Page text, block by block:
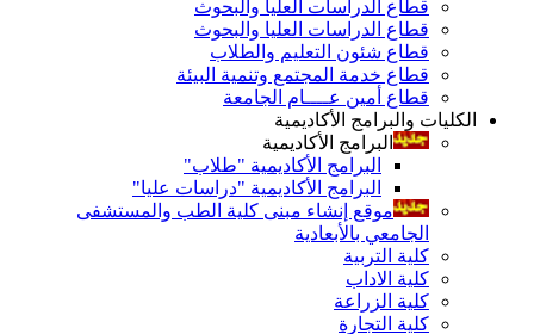
قطاع الدراسات العليا والبحوث
قطاع الدراسات العليا والبحوث
قطاع شئون التعليم والطلاب
قطاع خدمة المجتمع وتنمية البيئة
قطاع أمين عــــام الجامعة
الكليات والبرامج الأكاديمية
البرامج الأكاديمية
البرامج الأكاديمية "طلاب"
البرامج الأكاديمية "دراسات عليا"
موقع إنشاء مبنى كلية الطب والمستشفى
الجامعي بالأبعادية
كلية التربية
كلية الاداب
كلية الزراعة
كلية التجارة